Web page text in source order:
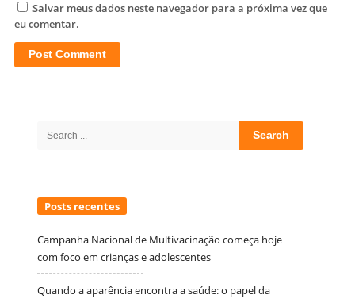
Salvar meus dados neste navegador para a próxima vez que
eu comentar.
Search
Posts recentes
Campanha Nacional de Multivacinação começa hoje
com foco em crianças e adolescentes
Quando a aparência encontra a saúde: o papel da